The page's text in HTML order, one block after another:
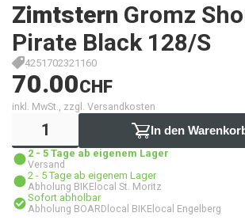
Zimtstern Gromz
Pirate Black 128/S
4251702321160
70.00CHF
inkl. MwSt., zzgl. Versandkosten
In den
2 - 5 Tage ab eigenem Lager
Versand
2 - 5 Tage ab eigenem Lager
Abholung BIKElocal St. Moritz
Sofort abholbar
Abholung BOARDlocal BIKElocal Engelberg